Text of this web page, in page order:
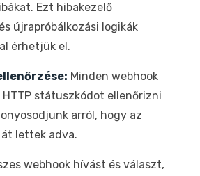
Ezt hibakezelő
újrapróbálkozási logikák
érhetjük el.
Minden webhook
státuszkódot ellenőrizni
arról, hogy az
lettek adva.
webhook hívást és választ,